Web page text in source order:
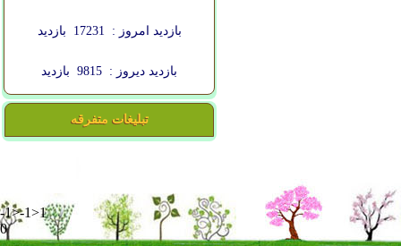
بازدید امروز : 17231 بازدید
بازدید دیروز : 9815 بازدید
تبلیغات متفرقه
-1>-1>1
0